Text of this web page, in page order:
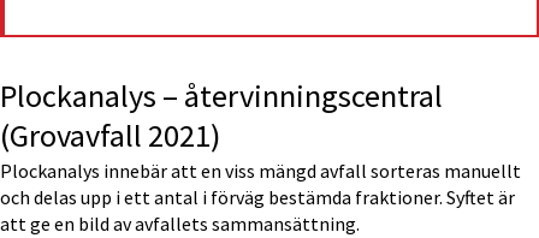
Plockanalys – återvinningscentral
(Grovavfall 2021)
Plockanalys innebär att en viss mängd avfall sorteras manuellt
och delas upp i ett antal i förväg bestämda fraktioner. Syftet är
att ge en bild av avfallets sammansättning.